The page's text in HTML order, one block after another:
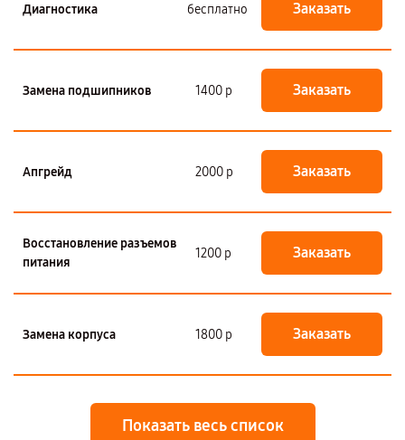
Диагностика бесплатно Заказать
Замена подшипников 1400 р Заказать
Апгрейд 2000 р Заказать
Восстановление разъемов
питания
1200 р Заказать
Замена корпуса 1800 р Заказать
Показать весь список